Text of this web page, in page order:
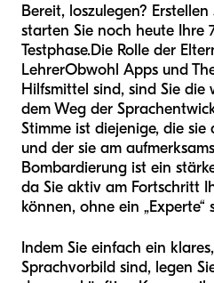
Bereit, loszulegen?
starten Sie noch heute Ihre
Testphase.Die Rolle der
LehrerObwohl Apps und
Hilfsmittel sind, sind Sie die
dem Weg der
Stimme ist diejenige, die
und der sie am
Bombardierung ist ein
da Sie aktiv am Fortschritt
können, ohne ein „Experte“
Indem Sie einfach ein
Sprachvorbild sind, legen